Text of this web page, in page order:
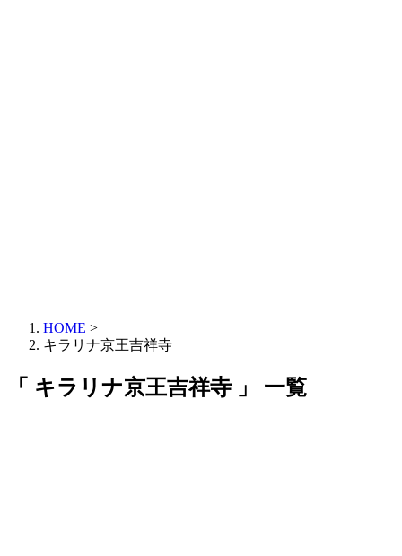
HOME >
キラリナ京王吉祥寺
「 キラリナ京王吉祥寺 」 一覧